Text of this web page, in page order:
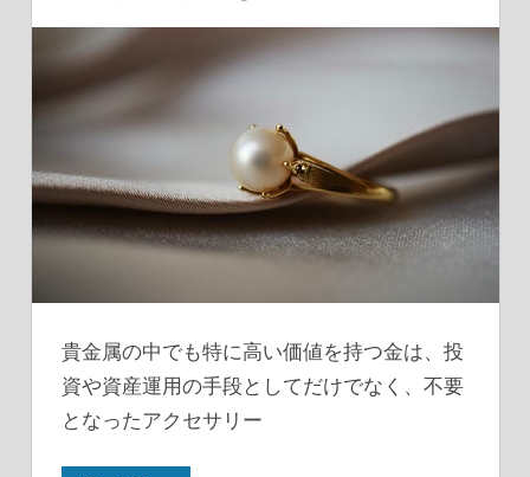
貴金属の中でも特に高い価値を持つ金は、投
資や資産運用の手段としてだけでなく、不要
となったアクセサリー